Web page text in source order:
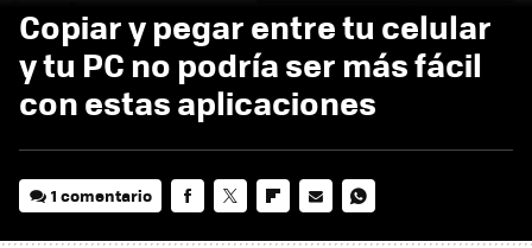
Copiar y pegar entre tu celular
y tu PC no podría ser más fácil
con estas aplicaciones
1 comentario